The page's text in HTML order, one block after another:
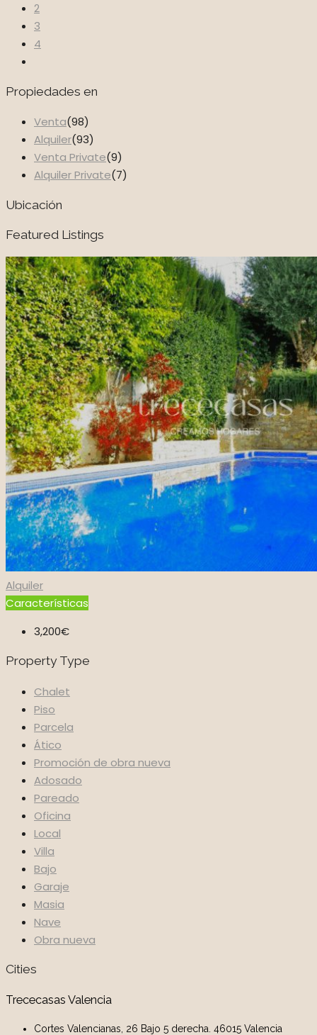
2
3
4
Propiedades en
Venta(98)
Alquiler(93)
Venta Private(9)
Alquiler Private(7)
Ubicación
Featured Listings
Alquiler
Características
3,200€
Property Type
Chalet
Piso
Parcela
Ático
Promoción de obra nueva
Adosado
Pareado
Oficina
Local
Villa
Bajo
Garaje
Masia
Nave
Obra nueva
Cities
Trececasas Valencia
Cortes Valencianas, 26 Bajo 5 derecha. 46015 Valencia